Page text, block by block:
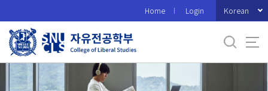
로
메
Home Login Korean